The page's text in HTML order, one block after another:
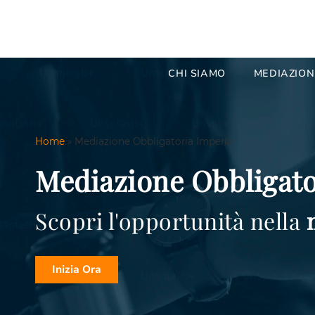
CHI SIAMO
Home » Mediazione Obbligatoria Imperia
Mediazione
Scopri l'opportunità nella
Inizia Ora